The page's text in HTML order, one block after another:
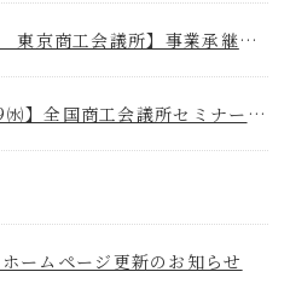
【2025.6.10 東京商工会議所】事業承継セミナー講師として登壇します！
【4/8㈫、4/9㈬】全国商工会議所セミナー講師として登壇します！
ームページ更新のお知らせ